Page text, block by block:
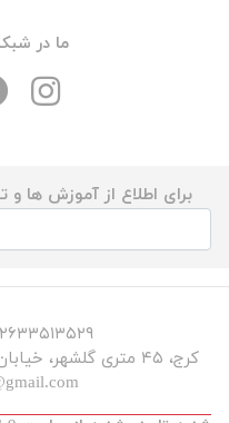
ما در
برای اطلاع از آموزش ها و
۰۲۶۳۳۵۱۳۵۲۹ -
کرج، ۴۵ متری گلشهر، خیابان کوکب شرقی، عکس و فیلم مکث